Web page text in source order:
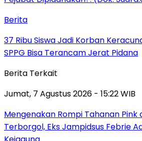
Berita
37 Ribu Siswa Jadi Korban
SPPG Bisa Terancam Jerat Pidana
Berita Terkait
Jumat, 7 Agustus 2026 - 15:22 WIB
Mengenakan Rompi Tahanan Pink
Terborgol, Eks Jampidsus Febrie